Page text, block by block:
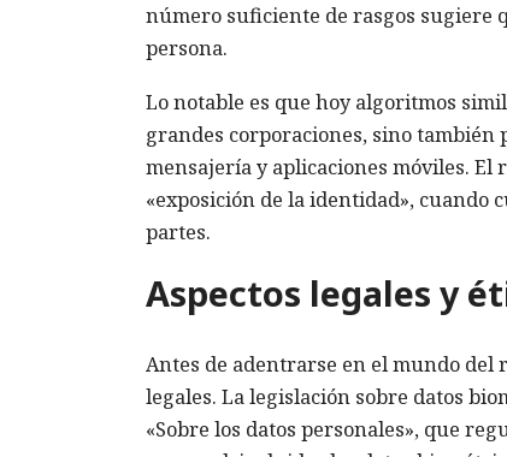
número suficiente de rasgos sugiere
persona.
Lo notable es que hoy algoritmos
grandes corporaciones, sino también
mensajería y aplicaciones móviles. El
«exposición de la identidad», cuando
partes.
Aspectos legales y
Antes de adentrarse en el mundo del
legales. La legislación sobre datos
«Sobre los datos personales», que